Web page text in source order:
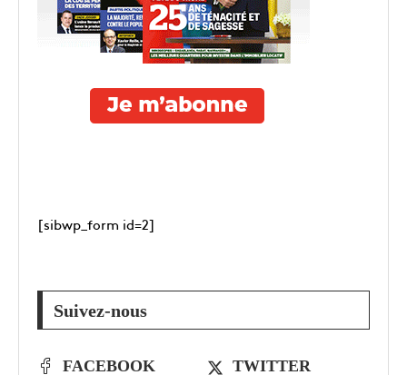
[sibwp_form id=2]
Suivez-nous
FACEBOOK TWITTER